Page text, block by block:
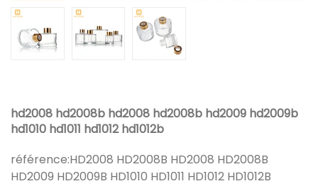
hd2008 hd2008b hd2008 hd2008b hd2009 hd2009b
hd1010 hd1011 hd1012 hd1012b
référence:HD2008 HD2008B HD2008 HD2008B
HD2009 HD2009B HD1010 HD1011 HD1012 HD1012B